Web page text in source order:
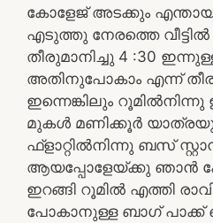
കോളേജ് അടക്കും
എടുത്തു നേരത്തെ
തീരുമാനിച്ചു 4 :30
അതിനുപോകാം എന്ന്
ഇന്നെങ്കിലും
മുകൾ മണിക്കൂർ
ഫ്ളാറ്റിൽനിന്നു ബസ്
ആയപ്പോളേയ്ക്കു ഞാൻ
ഇറങ്ങി റൂമിൽ എത്തി
പോകാനുള്ള ബാഗ് പാക്ക്